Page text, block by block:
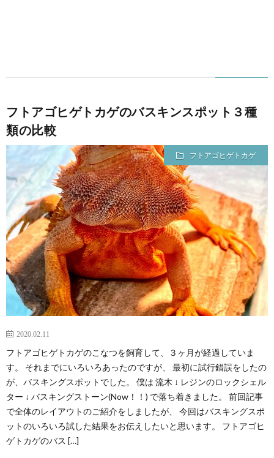
フトアゴヒゲトカゲのバスキンスポット３種
類の比較
フトアゴヒゲトカゲ
2020.02.11
フトアゴヒゲトカゲのこなつを飼育して、３ヶ月が経過していま
す。 それまでにいろいろあったのですが、 最初に試行錯誤をしたの
が、バスキングスポットでした。 僕は 流木 ↓ レジンのロックシェル
ター ↓ バスキングストーン(Now！！) で落ち着きました。 前回記事
で全体のレイアウトのご紹介をしましたが、 今回はバスキングスポ
ットのいろいろ試した結果をお伝えしたいと思います。 フトアゴヒ
ゲトカゲのバス […]